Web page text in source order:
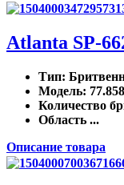
Atlanta SP-
Тип:
Модель:
Количество
Область ...
Описание товара